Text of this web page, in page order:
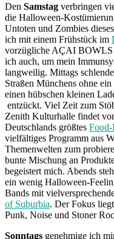
Den Samstag verbringen
die Halloween-
Untoten und Zombies
ich mit einem Frühstück im
vorzügliche AÇAI BOWLS
ich auch, um mein
langweilig. Mittags
Straßen Münchens ohne
einen hübschen kleinen
entzückt. Viel Zeit zum
Zenith Kulturhalle findet
Deutschlands größtes Food-
vielfältiges Programm aus
Themenwelten zum
bunte Mischung an
begeistert mich. Abends
ein wenig Halloween-
Bands mit
of Suburbia. Der Fokus
Punk, Noise und Stoner
Sonntags genehmige ich